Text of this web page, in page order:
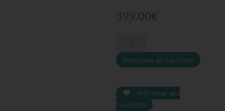
399.00€
Cama
Iris
-
Adicionar ao Carrinho
Adicionar aos
Favoritos